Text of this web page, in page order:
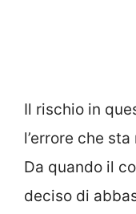
Il rischio in
l’errore che
Da quando il
deciso di